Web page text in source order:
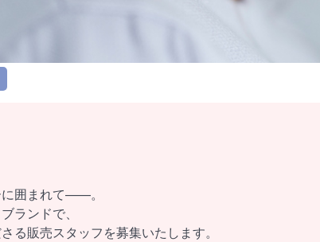
囲まれて——。
ランドで、
る販売スタッフを募集いたします。